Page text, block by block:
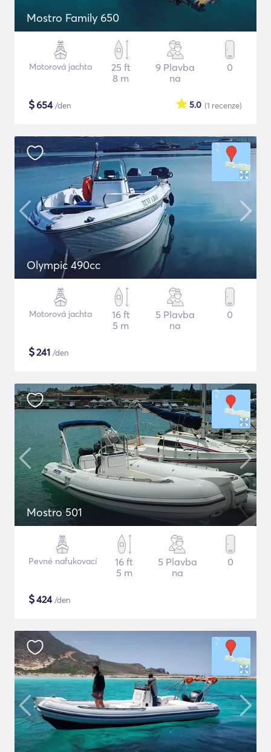
Mostro Family 650
Motorová jachta
25 ft
8 m
9 Plavba
na
0
$654/den (1 recenze)
5.0
Olympic 490cc
Motorová jachta
16 ft
5 m
5 Plavba
na
0
$241 /den
Mostro 501
Pevné nafukovací
16 ft
5 m
5 Plavba
na
0
$424/den